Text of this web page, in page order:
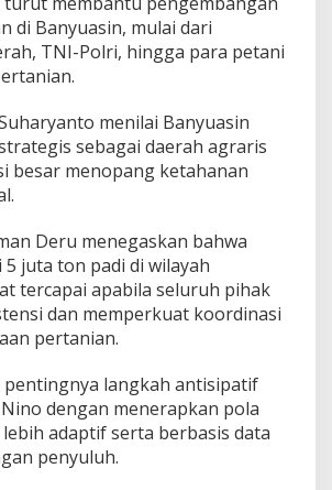
a
T
o
n
di Banyuasin, mulai dari
TNI-Polri, hingga para petani
menilai Banyuasin
sebagai daerah agraris
besar menopang ketahanan
Deru menegaskan bahwa
juta ton padi di wilayah
tercapai apabila seluruh pihak
dan memperkuat koordinasi
pertanian.
pentingnya langkah antisipatif
dengan menerapkan pola
adaptif serta berbasis data
penyuluh.